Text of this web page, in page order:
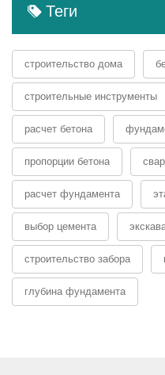
Теги
строительство дома
строительные инструменты
расчет бетона
пропорции бетона
расчет фундамента
выбор цемента
строительство забора
глубина фундамента